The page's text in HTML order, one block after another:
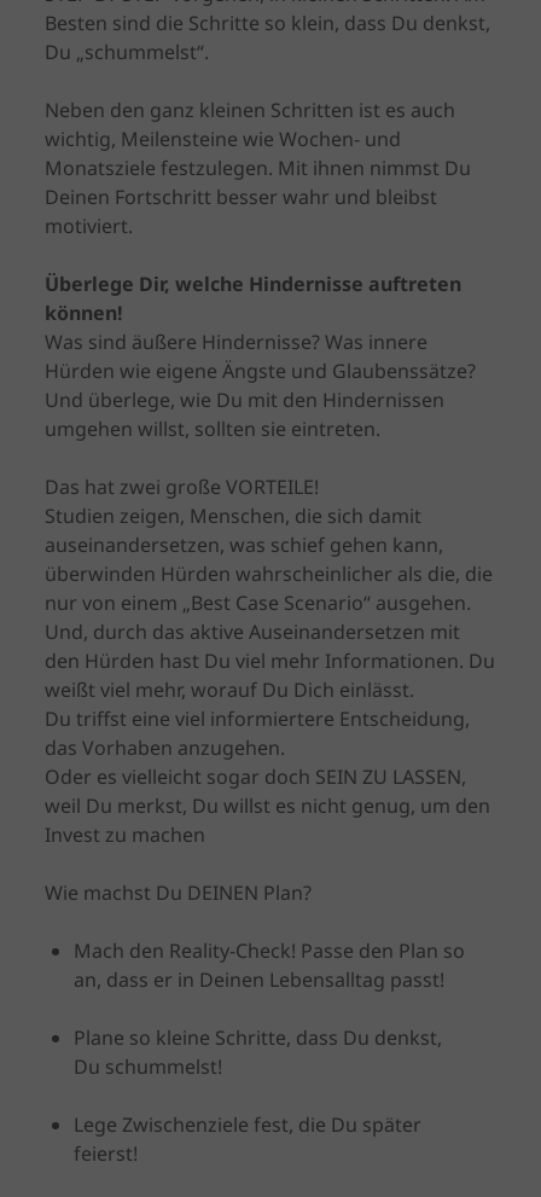
Besten sind die Schritte so klein, dass Du denkst,
Du „schummelst“.
Neben den ganz kleinen Schritten ist es auch
wichtig, Meilensteine wie Wochen- und
Monatsziele festzulegen. Mit ihnen nimmst Du
Deinen Fortschritt besser wahr und bleibst
motiviert.
Überlege Dir, welche Hindernisse auftreten
können!
Was sind äußere Hindernisse? Was innere
Hürden wie eigene Ängste und Glaubenssätze?
Und überlege, wie Du mit den Hindernissen
umgehen willst, sollten sie eintreten.
Das hat zwei große VORTEILE!
Studien zeigen, Menschen, die sich damit
auseinandersetzen, was schief gehen kann,
überwinden Hürden wahrscheinlicher als die, die
nur von einem „Best Case Scenario“ ausgehen.
Und, durch das aktive Auseinandersetzen mit
den Hürden hast Du viel mehr Informationen. Du
weißt viel mehr, worauf Du Dich einlässt.
Du triffst eine viel informiertere Entscheidung,
das Vorhaben anzugehen.
Oder es vielleicht sogar doch SEIN ZU LASSEN,
weil Du merkst, Du willst es nicht genug, um den
Invest zu machen
Wie machst Du DEINEN Plan?
Mach den Reality-Check! Passe den Plan so
an, dass er in Deinen Lebensalltag passt!
Plane so kleine Schritte, dass Du denkst,
Du schummelst!
Lege Zwischenziele fest, die Du später
feierst!